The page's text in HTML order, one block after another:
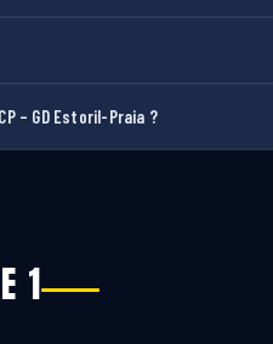
– GD Estoril-Praia ?
1